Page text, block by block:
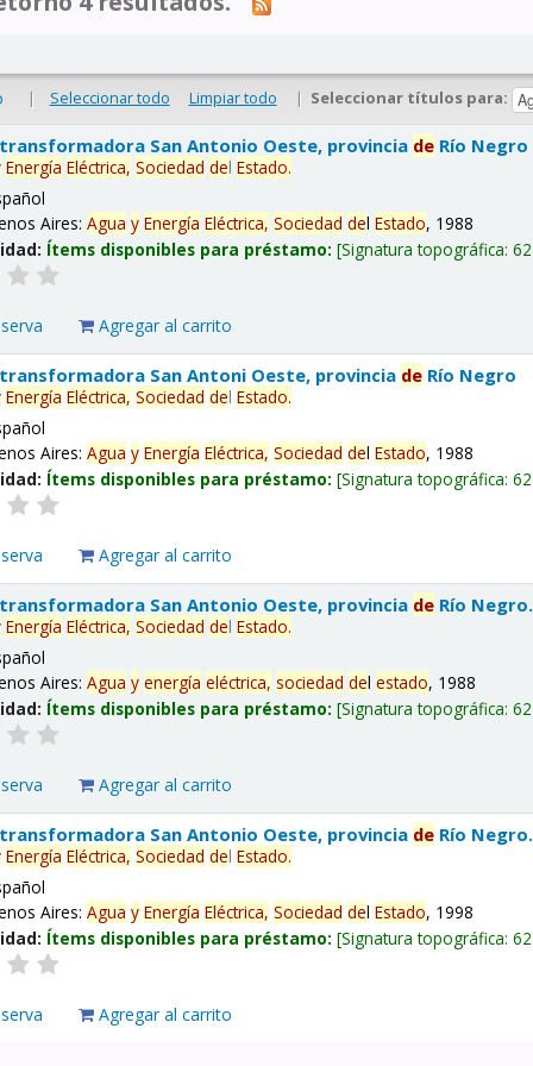
| Seleccionar todo Limpiar todo | Seleccionar títulos para:
San Antonio Oeste, provincia de Río Negro
Energía Eléctrica, Sociedad delEstado.
Aires:Agua y Energía Eléctrica, Sociedad delEstado, 1988
Ítems disponibles para préstamo: Signatura topográfica:
Agregar al carrito
San Antoni Oeste, provincia de Río Negro
Energía Eléctrica, Sociedad delEstado.
Aires:Agua y Energía Eléctrica, Sociedad delEstado, 1988
Ítems disponibles para préstamo: Signatura topográfica:
Agregar al carrito
San Antonio Oeste, provincia de Río Negro.
Energía Eléctrica, Sociedad delEstado.
Aires:Agua y energía eléctrica, sociedad delestado, 1988
Ítems disponibles para préstamo: Signatura topográfica:
Agregar al carrito
San Antonio Oeste, provincia de Río Negro.
Energía Eléctrica, Sociedad delEstado.
Aires:Agua y Energía Eléctrica, Sociedad delEstado, 1998
Ítems disponibles para préstamo: Signatura topográfica:
Agregar al carrito